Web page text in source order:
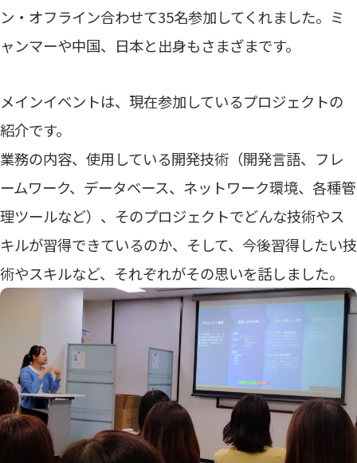
ン・オフライン合わせて35名参加してくれました。ミ
ャンマーや中国、日本と出身もさまざまです。
メインイベントは、現在参加しているプロジェクトの
紹介です。
業務の内容、使用している開発技術（開発言語、フレ
ームワーク、データベース、ネットワーク環境、各種管
理ツールなど）、そのプロジェクトでどんな技術やス
キルが習得できているのか、そして、今後習得したい技
術やスキルなど、それぞれがその思いを話しました。